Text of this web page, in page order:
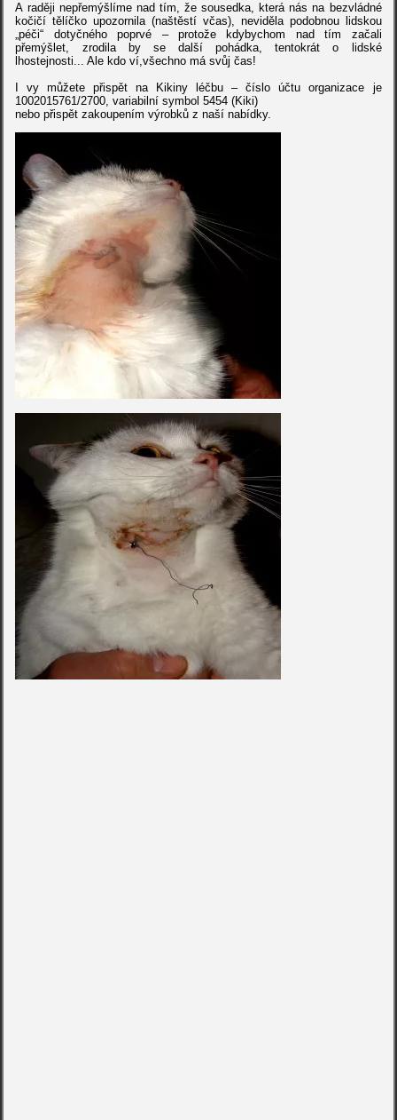
A raději nepřemýšlíme nad tím, že sousedka, která nás na bezvládné
kočičí tělíčko upozornila (naštěstí včas), neviděla podobnou lidskou
„péči“ dotyčného poprvé – protože kdybychom nad tím začali
přemýšlet, zrodila by se další pohádka, tentokrát o lidské
lhostejnosti... Ale kdo ví,všechno má svůj čas!
I vy můžete přispět na Kikiny léčbu – číslo účtu organizace je
1002015761/2700, variabilní symbol 5454 (Kiki)
nebo přispět zakoupením výrobků z naší nabídky.